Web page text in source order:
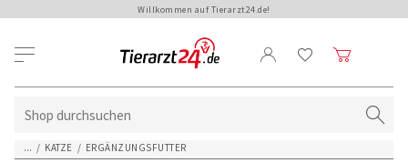
Willkommen auf Tierarzt24.de!
... / KATZE / ERGÄNZUNGSFUTTER